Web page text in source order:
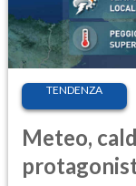
TENDENZA
Meteo,